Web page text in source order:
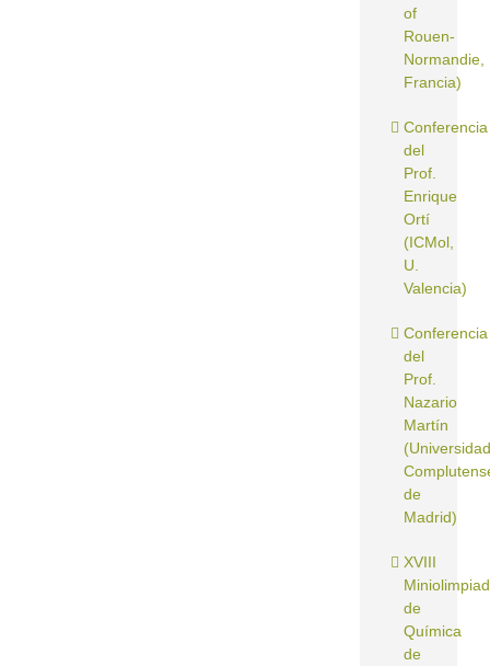
of
Rouen-
Normandie,
Francia)
Conferencia
del
Prof.
Enrique
Ortí
(ICMol,
U.
Valencia)
Conferencia
del
Prof.
Nazario
Martín
(Universidad
de
Madrid)
XVIII
de
Química
de